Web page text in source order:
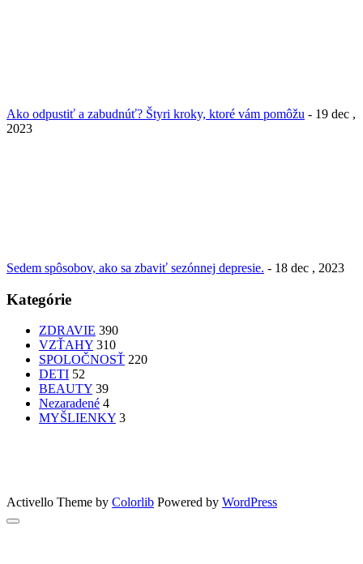
Ako odpustiť a zabudnúť? Štyri kroky, ktoré vám pomôžu - 19 dec ,
2023
Sedem spôsobov, ako sa zbaviť sezónnej depresie. - 18 dec , 2023
Kategórie
ZDRAVIE 390
VZŤAHY 310
SPOLOČNOSŤ 220
DETI 52
BEAUTY 39
Nezaradené 4
MYŠLIENKY 3
Activello Theme by Colorlib Powered by WordPress